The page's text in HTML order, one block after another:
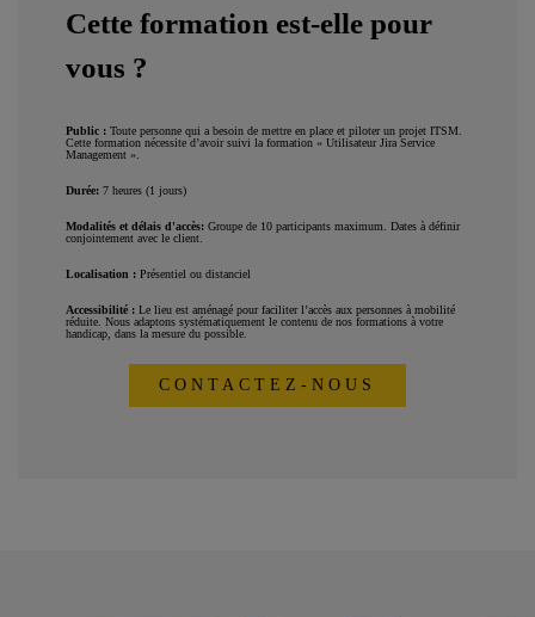
Cette formation est-elle pour
vous ?
Public : Toute personne qui a besoin de mettre en place et piloter un projet ITSM.
Cette formation nécessite d’avoir suivi la formation « Utilisateur Jira Service
Management ».
Durée: 7 heures (1 jours)
Modalités et délais d'accès: Groupe de 10 participants maximum. Dates à définir
conjointement avec le client.
Localisation : Présentiel ou distanciel
Accessibilité : Le lieu est aménagé pour faciliter l’accès aux personnes à mobilité
réduite. Nous adaptons systématiquement le contenu de nos formations à votre
handicap, dans la mesure du possible.
CONTACTEZ-NOUS